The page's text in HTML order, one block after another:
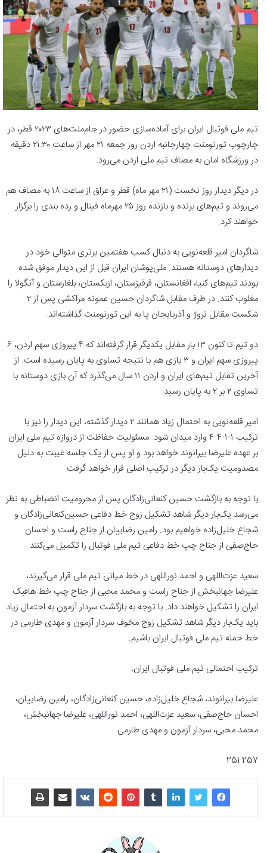
تیم ملی فوتبال ایران برای آماده‌سازی حضور در جام‌ملت‌های ۲۰۲۳ قطر، در
چارچوب تورنومنت چهارجانبه اردن روز جمعه ۲۱ مهر از ساعت ۲۱:۳۰ دقیقه
در ورزشگاه امان به مصاف تیم ملی اردن می‌رود.
در دیگر دیدار روز نخست (۲۱ مهر ماه) قطر و عراق از ساعت ۱۸ به مصاف هم
می‌روند و تیم‌های برنده و بازنده روز ۲۵ مهرماه فینال و رده بندی را برگزار
خواهند کرد.
شاگردان امیر قلعه‌نویی به دنبال کسب هفتمین برتری متوالی خود در
دیدارهای دوستانه هستند. ملی‌پوشان ایران قبل از این دیدار موفق شده
بودند تیم‌های کنیا، افغانستان، قرقیزستان، ازبکستان، بلغارستان و آنگولا را
مغلوب کنند. در طرف مقابل شاگردان حسین عموته مراکشی پس از ۲
شکست مقابل نروژ و آذربایجان پا به این تورنومنت گذاشته‌اند.
دو تیم تا کنون ۱۳ بار مقابل یکدیگر قرار گرفته‌اند که ۴ پیروزی سهم اردن، ۶
پیروزی سهم ایران و ۳ بازی هم با نتیجه تساوی به پایان رسیده است. از
آخرین تقابل تیم‌های ایران و اردن ۱۱ سال می‌گذرد که آن بازی دوستانه با
تساوی ۲ بر ۲ به پایان رسید.
امیر قلعه‌نویی به احتمال زیاد همانند ۲ دیدار گذشته، این دیدار را نیز با
ترکیب ۱-۱-۴-۴ وارد میدان شود. مسئولیت حفاظت از دروازه تیم ملی ایران
بر عهده علیرضا بیرانوند خواهد بود و او پس از یک جلسه غیبت به دلیل
مصدومیت یک‌بار دیگر در ترکیب اصلی قرار خواهد گرفت.
با توجه به بازگشت حسین‌ کنعانی‌زادگان پس از محرومیت انضباطی به نظر
می‌رسد یک‌بار دیگر شاهد تشکیل زوج خط دفاعی حسین‌کنعانی‌زادگان و
شجاع خلیل‌زاده خواهیم بود. رامین رضاییان از جناح راست و احسان
حاج‌صفی از جناح چپ خط دفاعی تیم ملی فوتبال را تکمیل می‌کنند.
سعید عزت‌اللهی و احمد نوراللهی در خط میانی تیم ملی قرار می‌گیرند،
علیرضا جهانبخش از جناح راست و محمد محبی از جناح چپ خط هافبک
ایران را تشکیل خواهند داد. با توجه به بازگشت سردار آزمون به احتمال زیاد
باید یک‌بار دیگر شاهد تشکیل زوج مخوف سردار آزمون و مهدی طارمی در
خط حمله تیم ملی فوتبال ایران باشیم.
ترکیب احتمالی تیم ملی فوتبال ایران:
علیرضا بیرانوند، شجاع خلیل‌زاده، حسین‌ کنعانی‌زادگان، رامین رضاییان،
احسان حاج‌صفی، سعید عزت‌اللهی، احمد نوراللهی، علیرضا جهانبخش،
محمد محبی، سردار آزمون و مهدی طارمی
257 251